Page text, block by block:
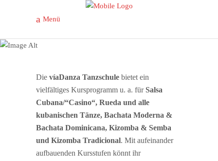
Menü
Kurse &
Die víaDanza Tanzschule bietet ein
vielfältiges Kursprogramm u. a. fürSalsa
Cubana/“Casino“, Rueda und alle
kubanischen Tänze, Bachata Moderna &
Bachata Dominicana, Kizomba & Semba
und Kizomba Tradicional. Mit aufeinander
aufbauenden Kursstufen könnt ihr